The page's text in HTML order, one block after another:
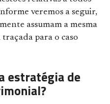
veremos a seguir,
assumam a mesma
para o caso
estratégia de